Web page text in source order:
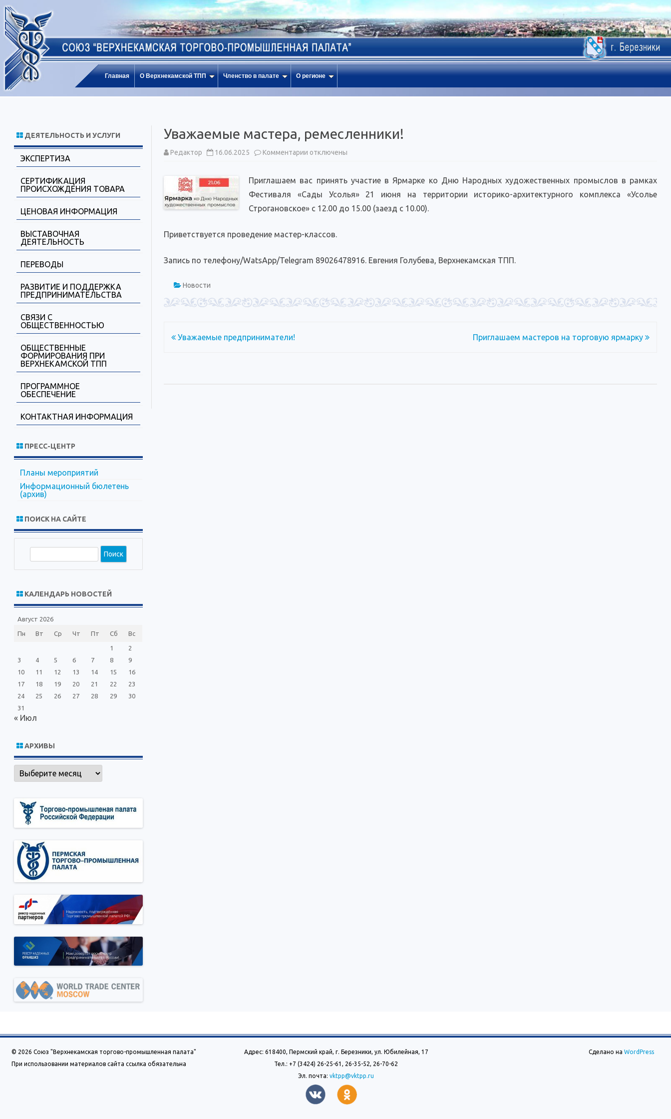
Главная О Верхнекамской ТПП Членство в палате О регионе
Уважаемые мастера, ремесленники!
Редактор 16.06.2025 Комментарии к
ремесленники!
отключены
Приглашаем вас принять участие в Ярмарке ко Дню Народных художественных промыслов в рамках
Фестиваля «Сады Усолья» 21 июня на территории историко-архитектурного комплекса «Усолье
Строгановское» с 12.00 до 15.00 (заезд с 10.00).
Приветствуется проведение мастер-классов.
Запись по телефону/WatsApp/Telegram 89026478916. Евгения Голубева, Верхнекамская ТПП.
Новости
Навигация
Уважаемые предприниматели! Приглашаем мастеров на торговую ярмарку
ДЕЯТЕЛЬНОСТЬ И УСЛУГИ
ЭКСПЕРТИЗА
СЕРТИФИКАЦИЯ
ПРОИСХОЖДЕНИЯ ТОВАРА
ЦЕНОВАЯ ИНФОРМАЦИЯ
ВЫСТАВОЧНАЯ
ДЕЯТЕЛЬНОСТЬ
ПЕРЕВОДЫ
РАЗВИТИЕ И ПОДДЕРЖКА
ПРЕДПРИНИМАТЕЛЬСТВА
СВЯЗИ С
ОБЩЕСТВЕННОСТЬЮ
ОБЩЕСТВЕННЫЕ
ФОРМИРОВАНИЯ ПРИ
ВЕРХНЕКАМСКОЙ ТПП
ПРОГРАММНОЕ
ОБЕСПЕЧЕНИЕ
КОНТАКТНАЯ ИНФОРМАЦИЯ
ПРЕСС-ЦЕНТР
Планы мероприятий
Информационный бюлетень
(архив)
ПОИСК НА САЙТЕ
КАЛЕНДАРЬ НОВОСТЕЙ
Август 2026
Пн Вт Ср Чт Пт Сб Вс
1
2
3
4 5 6 7 8
9
10
11 12 13 14 15
16
17
18 19 20 21 22
23
24
25 26 27 28 29
30
31
« Июл
АРХИВЫ
Архивы
© 2026 Союз "Верхнекамская торгово-промышленная палата"
При использовании материалов сайта ссылка обязательна
Адрес: 618400, Пермский край, г. Березники, ул. Юбилейная, 17
Тел.: +7 (3424) 26-25-61, 26-35-52, 26-70-62
Эл. почта:vktpp@vktpp.ru
Сделано на WordPress